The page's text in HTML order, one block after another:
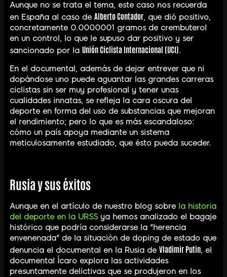
Aunque no se trata el tema, este caso nos recuerda
en España al caso de Alberto Contador, que dió positivo,
concretamente 0.0000001 gramos de crembuterol
en un control, lo que le supuso dar positivo y ser
sancionado por la Unión Ciclista Internacional (UCI).
En el documental, además de dejar entrever que ni
dopándose uno puede aguantar las grandes carreras
ciclistas sin ser muy profesional y tener unas
cualidades innatas, se refleja la cara oscura del
deporte en forma del uso de substancias que mejoran
el rendimiento; pero lo que es más escandaloso:
cómo un país apoya mediante un sistema
meticulosamente estudiado, que ésto pueda suceder.
Rusia y sus éxitos
Aunque en el artículo de nuestro blog sobre la historia
del deporte en la URSS ya hemos analizado el bagaje
histórico que podría considerarse la "herencia
envenenada" de la situación de doping de estado que
denuncia el documental en la Rusia de Vladimir Putin, el
documental Ícaro explora las actividades
presuntamente delictivas que se produjeron en los